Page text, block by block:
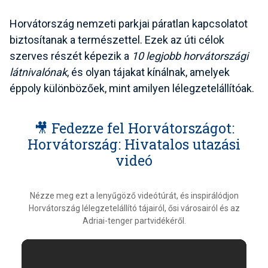
Horvátország nemzeti parkjai páratlan kapcsolatot
biztosítanak a természettel. Ezek az úti célok
szerves részét képezik a 10 legjobb horvátországi
látnivalónak, és olyan tájakat kínálnak, amelyek
éppoly különbözőek, mint amilyen lélegzetelállítóak.
🎥 Fedezze fel Horvátországot:
Horvátország: Hivatalos utazási
videó
Nézze meg ezt a lenyűgöző videótúrát, és inspirálódjon
Horvátország lélegzetelállító tájairól, ősi városairól és az
Adriai-tenger partvidékéről.